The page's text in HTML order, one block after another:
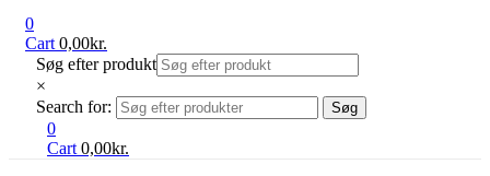
0
Cart 0,00kr.
Søg efter produkt
×
Search for:
Søg
0
Cart 0,00kr.